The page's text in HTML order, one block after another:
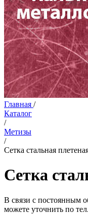
Главная /
Каталог
/
Метизы
/
Сетка стальная
Сетка
В связи с постоянным
можете уточнить по тел.